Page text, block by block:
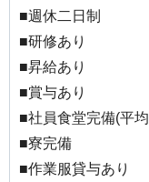
■週休二日制
■研修あり
■昇給あり
■賞与あり
■社員食堂完備(平
■寮完備
■作業服貸与あり